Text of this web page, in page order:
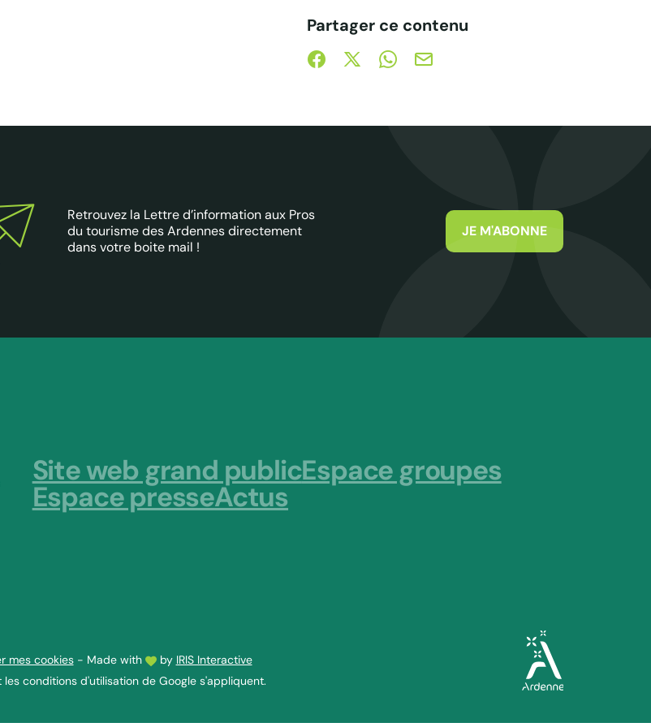
Partager ce contenu
Partager sur Facebook (nouvelle fenêtre)
Partager sur X / Twitter (nouvelle fenêtre)
Partager sur WhatsApp
Partager par mail
Retrouvez la Lettre d’information aux Pros
du tourisme des Ardennes directement
dans votre boite mail !
JE M'ABONNE
Site web grand publicEspace groupes
Espace presseActus
mes cookies - Made with by IRIS Interactive
conditions d'utilisationde Google s'appliquent.